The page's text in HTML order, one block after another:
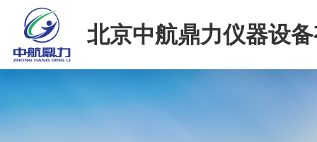
北京中航鼎力仪器设
司